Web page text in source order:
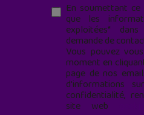
En soumettant ce
que les
exploitées*
demande de
Vous pouvez
moment en
page de nos
d'informations
confidentialité,
site web